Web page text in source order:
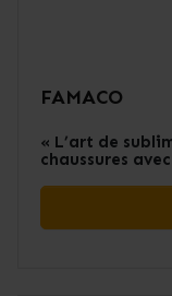
FAMACO
« L’art de
chaussures